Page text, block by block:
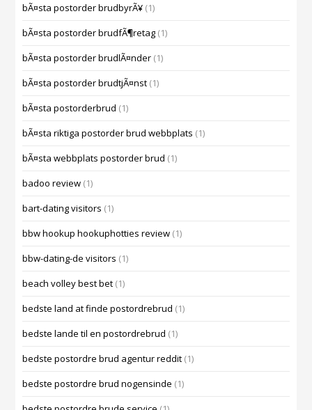
bÃ¤sta postorder brudbyrÃ¥ (1)
bÃ¤sta postorder brudfÃ¶retag (1)
bÃ¤sta postorder brudlÃ¤nder (1)
bÃ¤sta postorder brudtjÃ¤nst (1)
bÃ¤sta postorderbrud (1)
bÃ¤sta riktiga postorder brud webbplats (1)
bÃ¤sta webbplats postorder brud (1)
badoo review (1)
bart-dating visitors (1)
bbw hookup hookuphotties review (1)
bbw-dating-de visitors (1)
beach volley best bet (1)
bedste land at finde postordrebrud (1)
bedste lande til en postordrebrud (1)
bedste postordre brud agentur reddit (1)
bedste postordre brud nogensinde (1)